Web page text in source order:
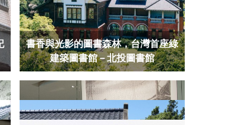
書香與光影的圖書森林，台灣首座綠
建築圖書館－北投圖書館